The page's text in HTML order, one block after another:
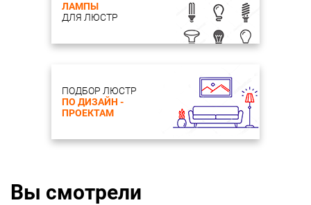
ЛАМПЫ
ДЛЯ ЛЮСТР
ПОДБОР ЛЮСТР
ПО ДИЗАЙН -
ПРОЕКТАМ
Вы смотрели